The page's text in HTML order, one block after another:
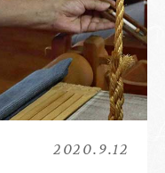
2020.9.12